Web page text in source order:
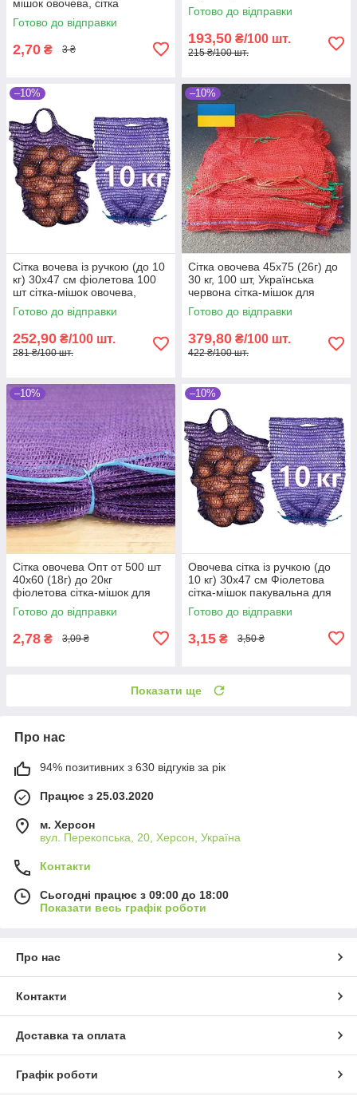
мішок овочева, сітка
пакувальна для овочів, мішки
овочеві
Готово до відправки
2,70 ₴ 3 ₴
овочева, сітка пакувальна
для овочів, мішки овочеві
Готово до відправки
193,50 ₴/100 шт.
215 ₴/100 шт.
–10%
Сітка вочева із ручкою (до 10
кг) 30х47 см фіолетова 100
шт сітка-мішок овочева,
мішки овочеві
Готово до відправки
252,90 ₴/100 шт.
281 ₴/100 шт.
–10%
Сітка овочева 45х75 (26г) до
30 кг, 100 шт, Українська
червона сітка-мішок для
овочів
Готово до відправки
379,80 ₴/100 шт.
422 ₴/100 шт.
–10%
Сітка овочева Опт от 500 шт
40х60 (18г) до 20кг
фіолетова сітка-мішок для
овочів
Готово до відправки
2,78 ₴ 3,09 ₴
–10%
Овочева сітка із ручкою (до
10 кг) 30х47 см Фіолетова
сітка-мішок пакувальна для
овочів, мішки овочеві
Готово до відправки
3,15 ₴ 3,50 ₴
Показати ще
Про нас
94% позитивних з 630 відгуків за рік
Працює з 25.03.2020
м. Херсон
вул. Перекопська, 20, Херсон, Україна
Контакти
Сьогодні працює з 09:00 до 18:00
Показати весь графік роботи
Про нас
Контакти
Доставка та оплата
Графік роботи